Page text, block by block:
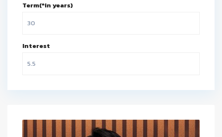
Term(*in years)
Interest